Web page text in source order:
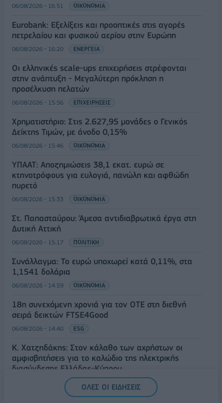
06/08/2026 - 16:51 ΟΙΚΟΝΟΜΙΑ
Eurobank: Εξελίξεις και προοπτικές στις αγορές
πετρελαίου και φυσικού αερίου στην Ευρώπη
06/08/2026 - 16:20 ΕΝΕΡΓΕΙΑ
Οι ελληνικές scale-ups επιχειρήσεις στρέφονται
στην ανάπτυξη - Μεγαλύτερη πρόκληση η
προσέλκυση πελατών
06/08/2026 - 15:56 ΕΠΙΧΕΙΡΗΣΕΙΣ
Χρηματιστήριο: Στις 2.627,95 μονάδες ο Γενικός
Δείκτης Τιμών, με άνοδο 0,15%
06/08/2026 - 15:46 ΟΙΚΟΝΟΜΙΑ
ΥΠΑΑΤ: Αποζημιώσεις 38,1 εκατ. ευρώ σε
κτηνοτρόφους για ευλογιά, πανώλη και αφθώδη
πυρετό
06/08/2026 - 15:33 ΟΙΚΟΝΟΜΙΑ
Στ. Παπασταύρου: Άμεσα αντιδιαβρωτικά έργα στη
Δυτική Αττική
06/08/2026 - 15:17 ΠΟΛΙΤΙΚΗ
Συνάλλαγμα: Το ευρώ υποχωρεί κατά 0,11%, στα
1,1541 δολάρια
06/08/2026 - 14:59 ΟΙΚΟΝΟΜΙΑ
18η συνεχόμενη χρονιά για τον ΟΤΕ στη διεθνή
σειρά δεικτών FTSE4Good
06/08/2026 - 14:40 ESG
Κ. Χατζηδάκης: Στον κάλαθο των αχρήστων οι
αμφισβητήσεις για το καλώδιο της ηλεκτρικής
διασύνδεσης Ελλάδας-Κύπρου
ΟΛΕΣ ΟΙ ΕΙΔΗΣΕΙΣ